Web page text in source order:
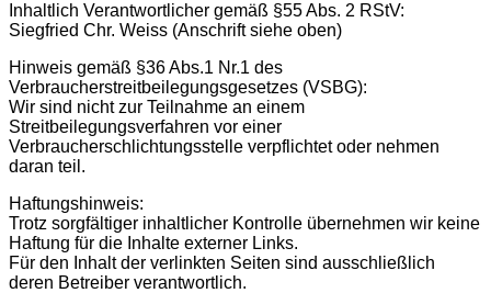
Inhaltlich Verantwortlicher gemäß §55 Abs. 2 RStV:
Siegfried Chr. Weiss (Anschrift siehe oben)
Hinweis gemäß §36 Abs.1 Nr.1 des
Verbraucherstreitbeilegungsgesetzes (VSBG):
Wir sind nicht zur Teilnahme an einem
Streitbeilegungsverfahren vor einer
Verbraucherschlichtungsstelle verpflichtet oder nehmen
daran teil.
Haftungshinweis:
Trotz sorgfältiger inhaltlicher Kontrolle übernehmen wir keine
Haftung für die Inhalte externer Links.
Für den Inhalt der verlinkten Seiten sind ausschließlich
deren Betreiber verantwortlich.